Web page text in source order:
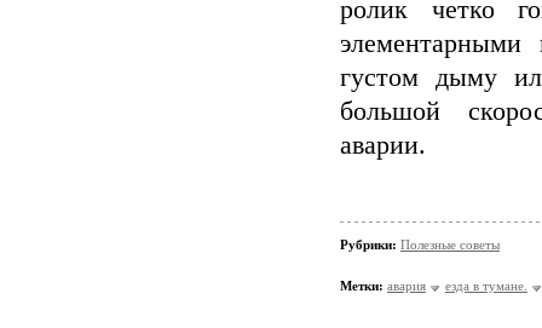
ролик четко
элементарными
густом дыму
большой
Рубрики: Полезные советы
Метки: авария езда в тумане.